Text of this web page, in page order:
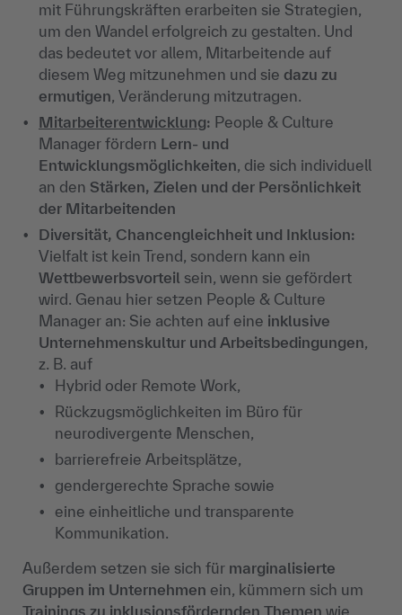
mit Führungskräften erarbeiten sie Strategien,
um den Wandel erfolgreich zu gestalten. Und
das bedeutet vor allem, Mitarbeitende auf
diesem Weg mitzunehmen und sie dazu zu
ermutigen, Veränderung mitzutragen.
Mitarbeiterentwicklung: People & Culture
Manager fördern Lern- und
Entwicklungsmöglichkeiten, die sich individuell
an den Stärken, Zielen und der Persönlichkeit
der Mitarbeitenden
Diversität, Chancengleichheit und Inklusion:
Vielfalt ist kein Trend, sondern kann ein
Wettbewerbsvorteil sein, wenn sie gefördert
wird. Genau hier setzen People & Culture
Manager an: Sie achten auf eine inklusive
Unternehmenskultur und Arbeitsbedingungen,
z. B. auf
Hybrid oder Remote Work,
Rückzugsmöglichkeiten im Büro für
neurodivergente Menschen,
barrierefreie Arbeitsplätze,
gendergerechte Sprache sowie
eine einheitliche und transparente
Kommunikation.
Außerdem setzen sie sich für marginalisierte
Gruppen im Unternehmen ein, kümmern sich um
Trainings zu inklusionsfördernden Themen wie